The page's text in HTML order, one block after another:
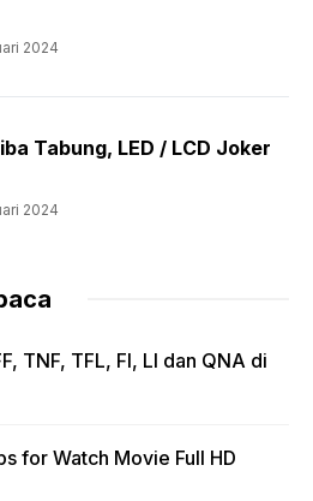
2024
Tabung, LED / LCD Joker
2024
TNF, TFL, FI, LI dan QNA di
for Watch Movie Full HD